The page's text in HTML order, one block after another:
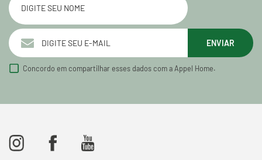
ENVIAR
Concordo em compartilhar esses dados com a Appel Home.